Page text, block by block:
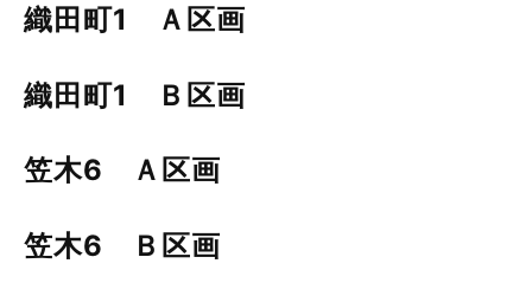
織田町1 Ａ区画
織田町1 Ｂ区画
笠木6 Ａ区画
笠木6 Ｂ区画